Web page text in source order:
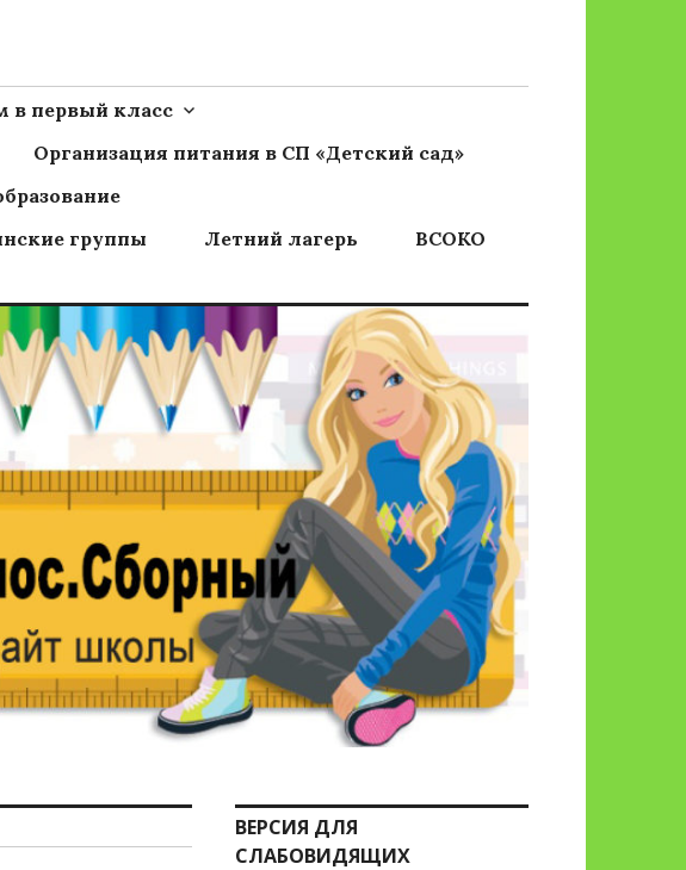
в первый класс
Организация питания в СП «Детский сад»
группы Летний лагерь
ВСОКО
ВЕРСИЯ ДЛЯ
СЛАБОВИДЯЩИХ